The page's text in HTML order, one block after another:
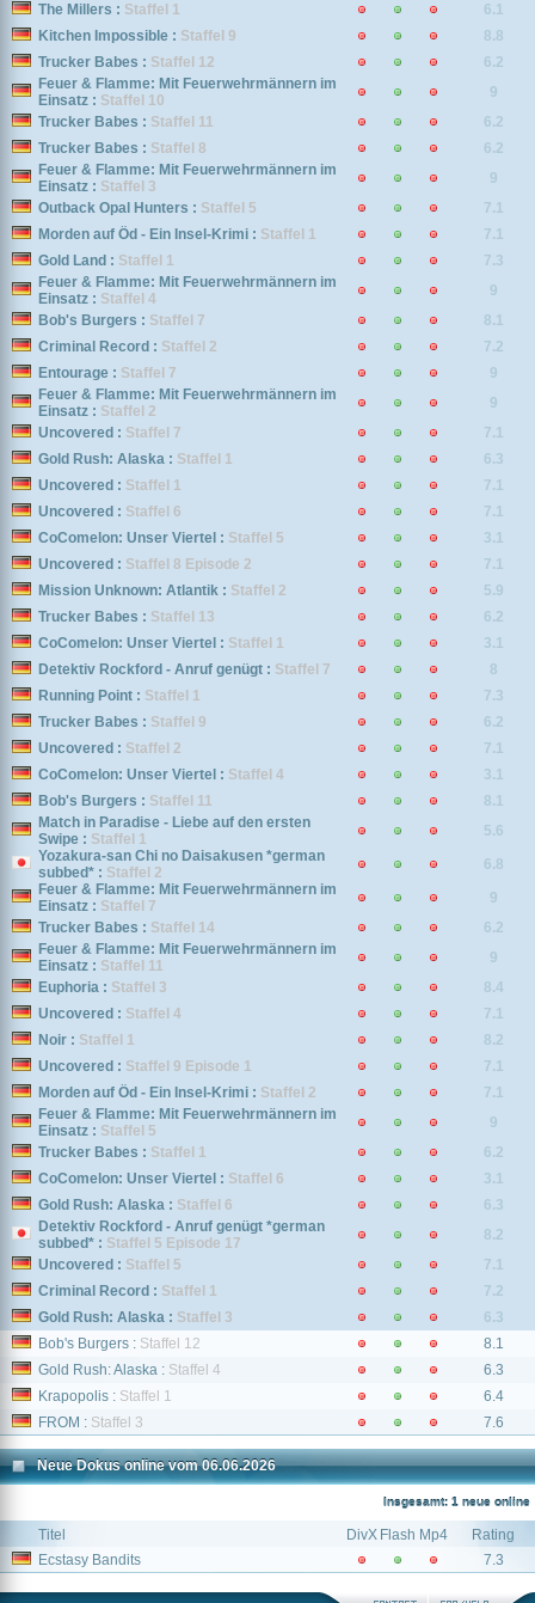
The Millers : Staffel 1
6.1
Kitchen Impossible : Staffel 9
8.8
Trucker Babes : Staffel 12
6.2
Feuer & Flamme: Mit Feuerwehrmännern im
Einsatz : Staffel 10
9
Trucker Babes : Staffel 11
6.2
Trucker Babes : Staffel 8
6.2
Feuer & Flamme: Mit Feuerwehrmännern im
Einsatz : Staffel 3
9
Outback Opal Hunters : Staffel 5
7.1
Morden auf Öd - Ein Insel-Krimi : Staffel 1
7.1
Gold Land : Staffel 1
7.3
Feuer & Flamme: Mit Feuerwehrmännern im
Einsatz : Staffel 4
9
Bob's Burgers : Staffel 7
8.1
Criminal Record : Staffel 2
7.2
Entourage : Staffel 7
9
Feuer & Flamme: Mit Feuerwehrmännern im
Einsatz : Staffel 2
9
Uncovered : Staffel 7
7.1
Gold Rush: Alaska : Staffel 1
6.3
Uncovered : Staffel 1
7.1
Uncovered : Staffel 6
7.1
CoComelon: Unser Viertel : Staffel 5
3.1
Uncovered : Staffel 8 Episode 2
7.1
Mission Unknown: Atlantik : Staffel 2
5.9
Trucker Babes : Staffel 13
6.2
CoComelon: Unser Viertel : Staffel 1
3.1
Detektiv Rockford - Anruf genügt : Staffel 7
8
Running Point : Staffel 1
7.3
Trucker Babes : Staffel 9
6.2
Uncovered : Staffel 2
7.1
CoComelon: Unser Viertel : Staffel 4
3.1
Bob's Burgers : Staffel 11
8.1
Match in Paradise - Liebe auf den ersten
Swipe : Staffel 1
5.6
Yozakura-san Chi no Daisakusen *german
subbed* : Staffel 2
6.8
Feuer & Flamme: Mit Feuerwehrmännern im
Einsatz : Staffel 7
9
Trucker Babes : Staffel 14
6.2
Feuer & Flamme: Mit Feuerwehrmännern im
Einsatz : Staffel 11
9
Euphoria : Staffel 3
8.4
Uncovered : Staffel 4
7.1
Noir : Staffel 1
8.2
Uncovered : Staffel 9 Episode 1
7.1
Morden auf Öd - Ein Insel-Krimi : Staffel 2
7.1
Feuer & Flamme: Mit Feuerwehrmännern im
Einsatz : Staffel 5
9
Trucker Babes : Staffel 1
6.2
CoComelon: Unser Viertel : Staffel 6
3.1
Gold Rush: Alaska : Staffel 6
6.3
Detektiv Rockford - Anruf genügt *german
subbed* : Staffel 5 Episode 17
8.2
Uncovered : Staffel 5
7.1
Criminal Record : Staffel 1
7.2
Gold Rush: Alaska : Staffel 3
6.3
Bob's Burgers : Staffel 12
8.1
Gold Rush: Alaska : Staffel 4
6.3
Krapopolis : Staffel 1
6.4
FROM : Staffel 3 7.6
Neue Dokus online vom 06.06.2026
Insgesamt: 1 neue online
Titel DivX Flash Mp4
Rating
Ecstasy Bandits
7.3